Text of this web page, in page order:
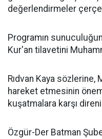
değerlendirmeler
Programın
Kur'an tilavetini
Rıdvan Kaya sözlerine,
hareket etmesinin
kuşatmalara karşı
Özgür-Der Batman